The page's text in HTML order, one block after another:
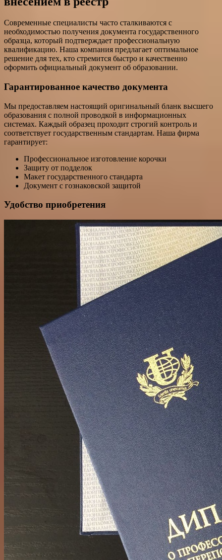
Современные специалисты часто сталкиваются с
необходимостью получения документа государственного
образца, который подтверждает профессиональную
квалификацию. Наша компания предлагает оптимальное
решение для тех, кто стремится быстро и качественно
оформить официальный документ об образовании.
Гарантированное качество документа
Мы предоставляем настоящий оригинальный бланк высшего
образования с полной проводкой в информационных
системах. Каждый образец проходит строгий контроль и
соответствует государственным стандартам. Наша фирма
гарантирует:
Профессиональное изготовление корочки
Защиту от подделок
Макет государственного стандарта
Документ с гознаковской защитой
Удобство приобретения